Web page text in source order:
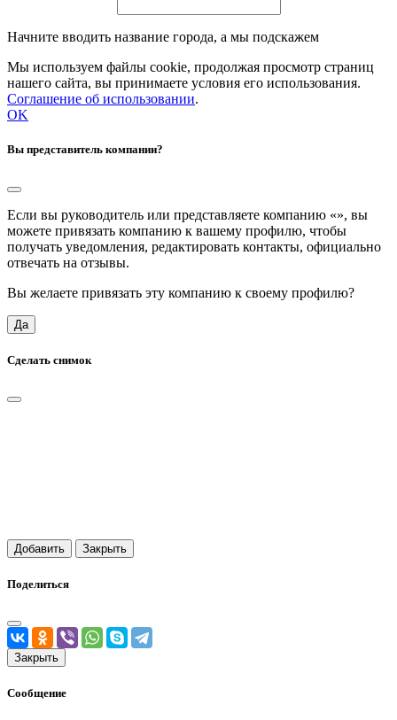
Начните вводить название города, а мы подскажем
Мы используем файлы cookie, продолжая просмотр страниц
нашего сайта, вы принимаете условия его использования.
Соглашение об использовании.
OK
Вы представитель компании?
Если вы руководитель или представляете компанию «», вы
можете привязать компанию к вашему профилю, чтобы
получать уведомления, редактировать контакты, официально
отвечать на отзывы.
Вы желаете привязать эту компанию к своему профилю?
Да
Сделать снимок
Добавить Закрыть
Поделиться
Закрыть
Сообщение